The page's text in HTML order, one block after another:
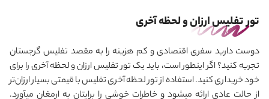
تور تفلیس ارزان و لحظه آخری
دوست دارید سفری اقتصادی و کم هزینه را به مقصد تفلیس گرجستان
تجربه کنید؟ اگر اینطور است، باید یک تور تفلیس ارزان و لحظه آخری را برای
خود خریداری کنید. استفاده از تور لحظه آخری تفلیس با قیمتی بسیار ارزان‌تر
از حالت عادی ارائه می‎شود و خاطرات خوشی را برایتان به ارمغان می‎آورد.